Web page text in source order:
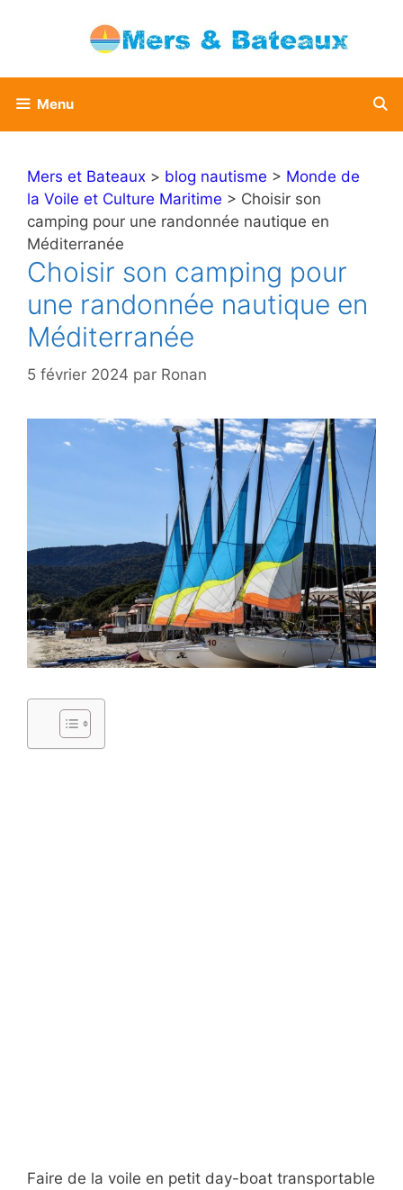
Menu
Mers et Bateaux > blog nautisme > Monde de
la Voile et Culture Maritime > Choisir son
camping pour une randonnée nautique en
Méditerranée
Choisir son camping pour
une randonnée nautique en
Méditerranée
5 février 2024 par Ronan
Faire de la voile en petit day-boat transportable